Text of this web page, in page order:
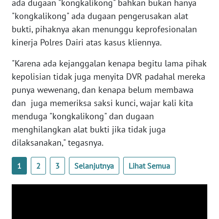
ada dugaan "kongkalikong" bahkan bukan hanya
"kongkalikong" ada dugaan pengerusakan alat
bukti, pihaknya akan menunggu keprofesionalan
kinerja Polres Dairi atas kasus kliennya.
"Karena ada kejanggalan kenapa begitu lama pihak
kepolisian tidak juga menyita DVR padahal mereka
punya wewenang, dan kenapa belum membawa
dan juga memeriksa saksi kunci, wajar kali kita
menduga "kongkalikong" dan dugaan
menghilangkan alat bukti jika tidak juga
dilaksanakan," tegasnya.
1 2 3 Selanjutnya Lihat Semua
WN
KALBAR
WN
KALTENG
WN
WN
KALSEL
WN
KALTIM
WN